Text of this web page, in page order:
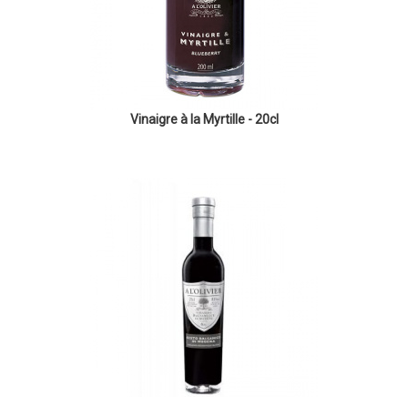
Vinaigre à la Myrtille - 20cl